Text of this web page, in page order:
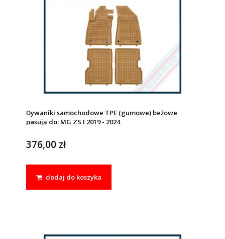
Dywaniki samochodowe TPE (gumowe) beżowe
pasują do: MG ZS I 2019 - 2024
376,00 zł
dodaj do koszyka